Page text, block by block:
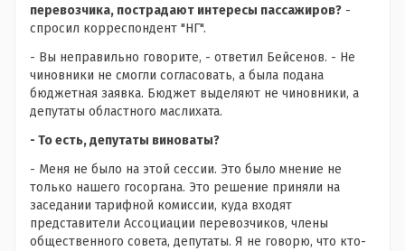
перевозчика, пострадают интересы пассажиров? -
спросил корреспондент "НГ".
- Вы неправильно говорите, - ответил Бейсенов. - Не
чиновники не смогли согласовать, а была подана
бюджетная заявка. Бюджет выделяют не чиновники, а
депутаты областного маслихата.
- То есть, депутаты виноваты?
- Меня не было на этой сессии. Это было мнение не
только нашего госоргана. Это решение приняли на
заседании тарифной комиссии, куда входят
представители Ассоциации перевозчиков, члены
общественного совета, депутаты. Я не говорю, что кто-